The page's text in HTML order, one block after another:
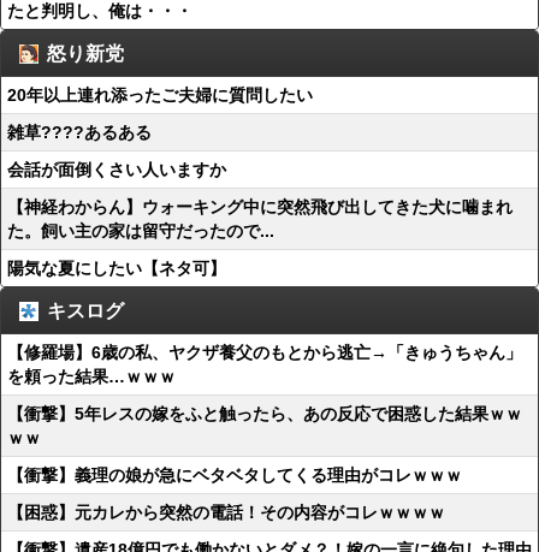
たと判明し、俺は・・・
怒り新党
20年以上連れ添ったご夫婦に質問したい
雑草????あるある
会話が面倒くさい人いますか
【神経わからん】ウォーキング中に突然飛び出してきた犬に噛まれ
た。飼い主の家は留守だったので...
陽気な夏にしたい【ネタ可】
キスログ
【修羅場】6歳の私、ヤクザ養父のもとから逃亡→「きゅうちゃん」
を頼った結果…ｗｗｗ
【衝撃】5年レスの嫁をふと触ったら、あの反応で困惑した結果ｗｗ
ｗｗ
【衝撃】義理の娘が急にベタベタしてくる理由がコレｗｗｗ
【困惑】元カレから突然の電話！その内容がコレｗｗｗｗ